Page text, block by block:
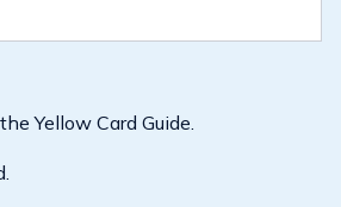
Yellow Card Guide.